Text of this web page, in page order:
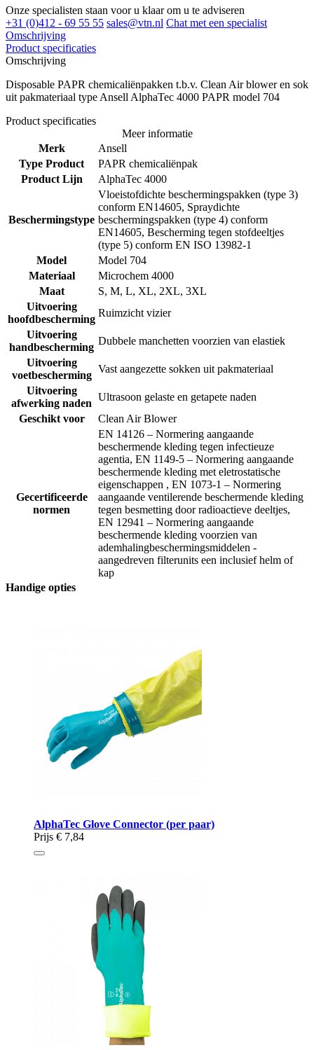
Onze specialisten staan voor u klaar om u te adviseren
+31 (0)412 - 69 55 55 sales@vtn.nl Chat met een specialist
Omschrijving
Product specificaties
Omschrijving
Disposable PAPR chemicaliënpakken t.b.v. Clean Air blower en sok
uit pakmateriaal type Ansell AlphaTec 4000 PAPR model 704
Product specificaties
Meer informatie
Merk
Ansell
Type Product
PAPR chemicaliënpak
Product Lijn
AlphaTec 4000
Beschermingstype
Vloeistofdichte beschermingspakken (type 3)
conform EN14605, Spraydichte
beschermingspakken (type 4) conform
EN14605, Bescherming tegen stofdeeltjes
(type 5) conform EN ISO 13982-1
Model
Model 704
Materiaal
Microchem 4000
Maat
S, M, L, XL, 2XL, 3XL
Uitvoering
hoofdbescherming
Ruimzicht vizier
Uitvoering
handbescherming
Dubbele manchetten voorzien van elastiek
Uitvoering
voetbescherming
Vast aangezette sokken uit pakmateriaal
Uitvoering
afwerking naden
Ultrasoon gelaste en getapete naden
Geschikt voor
Clean Air Blower
Gecertificeerde
normen
EN 14126 – Normering aangaande
beschermende kleding tegen infectieuze
agentia, EN 1149-5 – Normering aangaande
beschermende kleding met eletrostatische
eigenschappen , EN 1073-1 – Normering
aangaande ventilerende beschermende kleding
tegen besmetting door radioactieve deeltjes,
EN 12941 – Normering aangaande
beschermende kleding voorzien van
ademhalingbeschermingsmiddelen -
aangedreven filterunits een inclusief helm of
kap
Handige opties
AlphaTec Glove Connector (per paar)
Prijs € 7,84